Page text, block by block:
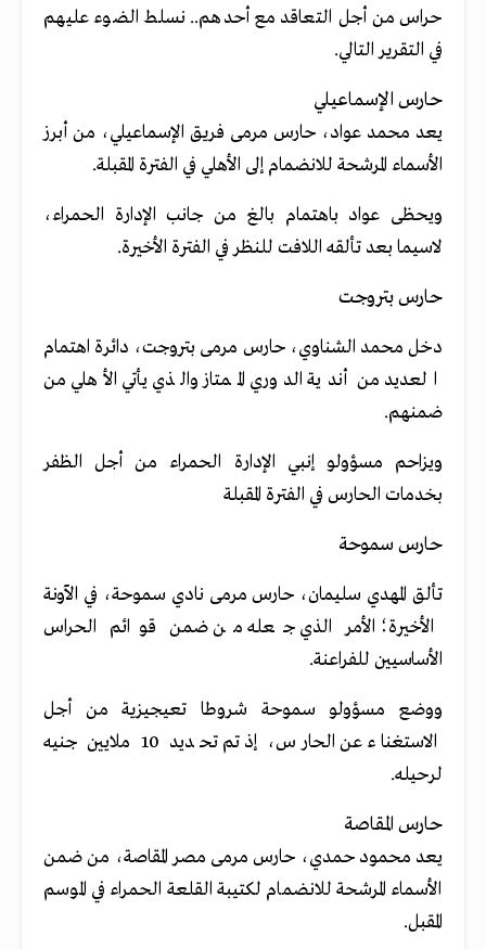
حراس من أجل التعاقد مع أحدهم.. نسلط الضوء عليهم
في التقرير التالي.
حارس الإسماعيلي
يعد محمد عواد، حارس مرمى فريق الإسماعيلي، من أبرز
الأسماء المرشحة للانضمام إلى الأهلي في الفترة المقبلة.
ويحظى عواد باهتمام بالغ من جانب الإدارة الحمراء،
لاسيما بعد تألقه اللافت للنظر في الفترة الأخيرة.
حارس بتروجت
دخل محمد الشناوي، حارس مرمى بتروجت، دائرة اهتمام
العديد من أندية الدوري الممتاز والذي يأتي الأهلي من
ضمنهم.
ويزاحم مسؤولو إنبي الإدارة الحمراء من أجل الظفر
بخدمات الحارس في الفترة المقبلة
حارس سموحة
تألق المهدي سليمان، حارس مرمى نادي سموحة، في الآونة
الأخيرة؛ الأمر الذي جعله من ضمن قوائم الحراس
الأساسيين للفراعنة.
ووضع مسؤولو سموحة شروطا تعيجيزية من أجل
الاستغناء عن الحارس، إذ تم تحديد 10 ملايين جنيه
لرحيله.
حارس المقاصة
يعد محمود حمدي، حارس مرمى مصر المقاصة، من ضمن
الأسماء المرشحة للانضمام لكتيبة القلعة الحمراء في الموسم
المقبل.